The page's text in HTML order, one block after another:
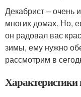
Декабрист – очень
многих домах. Но,
он радовал вас
зимы, ему нужно
рассмотрим в
Характеристики